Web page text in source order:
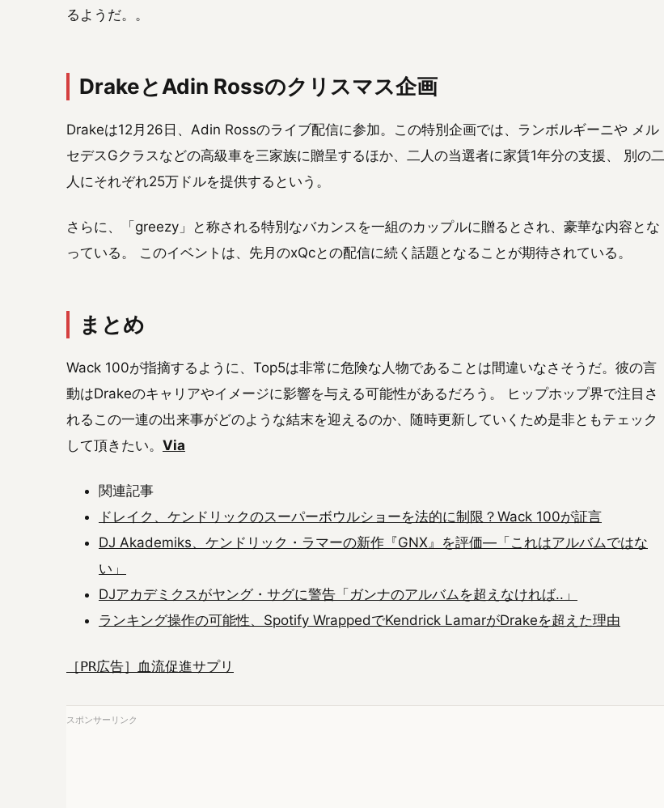
るようだ。。
DrakeとAdin Rossのクリスマス企画
Drakeは12月26日、Adin Rossのライブ配信に参加。この特別企画では、ランボルギーニや メル
セデスGクラスなどの高級車を三家族に贈呈するほか、二人の当選者に家賃1年分の支援、 別の二
人にそれぞれ25万ドルを提供するという。
さらに、「greezy」と称される特別なバカンスを一組のカップルに贈るとされ、豪華な内容とな
っている。 このイベントは、先月のxQcとの配信に続く話題となることが期待されている。
まとめ
Wack 100が指摘するように、Top5は非常に危険な人物であることは間違いなさそうだ。彼の言
動はDrakeのキャリアやイメージに影響を与える可能性があるだろう。 ヒップホップ界で注目さ
れるこの一連の出来事がどのような結末を迎えるのか、随時更新していくため是非ともテェック
して頂きたい。 Via
関連記事
ドレイク、ケンドリックのスーパーボウルショーを法的に制限？Wack 100が証言
DJ Akademiks、ケンドリック・ラマーの新作『GNX』を評価―「これはアルバムではな
い」
DJアカデミクスがヤング・サグに警告「ガンナのアルバムを超えなければ..」
ランキング操作の可能性、Spotify WrappedでKendrick LamarがDrakeを超えた理由
［PR広告］血流促進サプリ
スポンサーリンク